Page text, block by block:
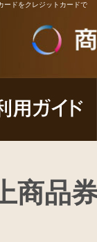
ードをクレジットカードで
商品